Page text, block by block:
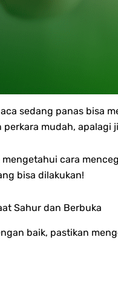
sedang panas bisa
perkara mudah,
cara
bisa dilakukan!
Sahur dan Berbuka
baik, pastikan